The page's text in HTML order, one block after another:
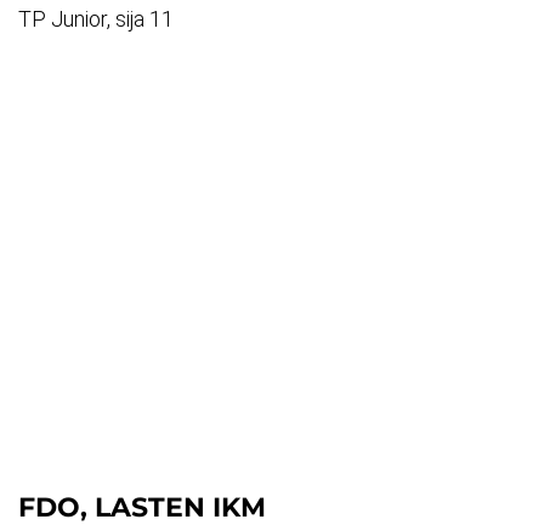
TP Junior, sija 11
FDO, LASTEN IKM